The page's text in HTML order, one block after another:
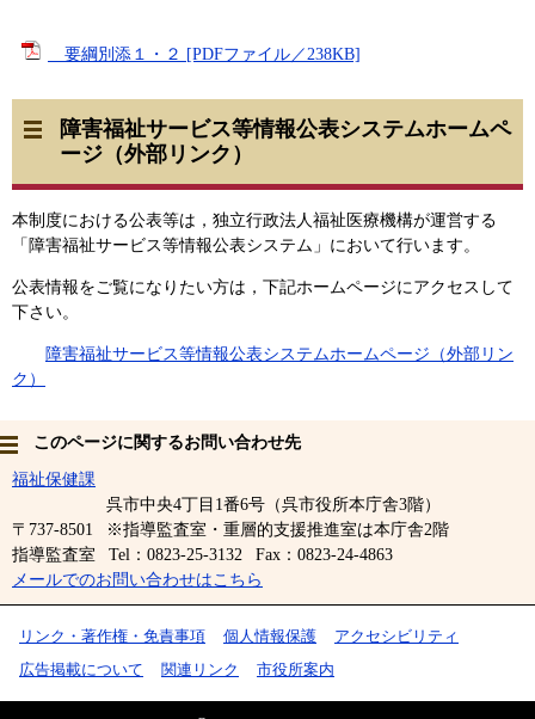
要綱別添１・２ [PDFファイル／238KB]
障害福祉サービス等情報公表システムホームペ
ージ（外部リンク）
本制度における公表等は，独立行政法人福祉医療機構が運営する
「障害福祉サービス等情報公表システム」において行います。
公表情報をご覧になりたい方は，下記ホームページにアクセスして
下さい。
障害福祉サービス等情報公表システムホームページ（外部リン
ク）
このページに関するお問い合わせ先
福祉保健課
〒737-8501
呉市中央4丁目1番6号（呉市役所本庁舎3階）
※指導監査室・重層的支援推進室は本庁舎2階
指導監査室
Tel：0823-25-3132
Fax：0823-24-4863
メールでのお問い合わせはこちら
リンク・著作権・免責事項 個人情報保護
アクセシビリティ
広告掲載について
関連リンク 市役所案内